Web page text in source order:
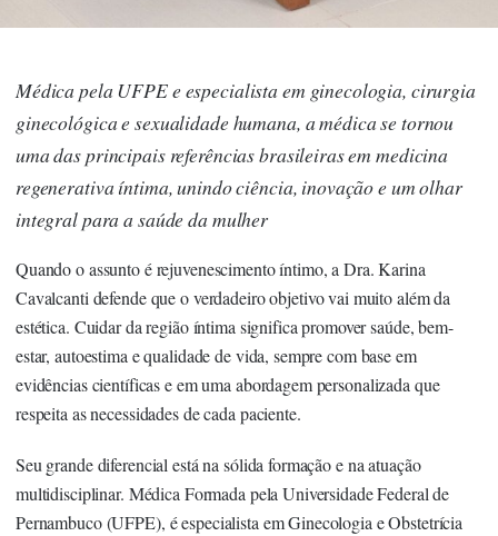
Médica pela UFPE e especialista em ginecologia, cirurgia
ginecológica e sexualidade humana, a médica se tornou
uma das principais referências brasileiras em medicina
regenerativa íntima, unindo ciência, inovação e um olhar
integral para a saúde da mulher
Quando o assunto é rejuvenescimento íntimo, aDra. Karina
Cavalcantidefende que o verdadeiro objetivo vai muito além da
estética. Cuidar da região íntima significa promover saúde, bem-
estar, autoestima e qualidade de vida, sempre com base em
evidências científicas e em uma abordagem personalizada que
respeita as necessidades de cada paciente.
Seu grande diferencial está na sólida formação e na atuação
multidisciplinar. Médica Formada pela Universidade Federal de
Pernambuco (UFPE), é especialista em Ginecologia e Obstetrícia